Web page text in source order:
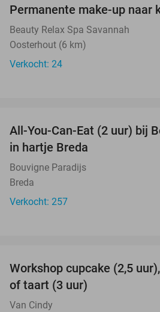
Permanente make-up naar
Beauty Relax Spa Savannah
Oosterhout (6 km)
Verkocht: 24
All-You-Can-Eat (2 uur) bij
in hartje Breda
Bouvigne Paradijs
Breda
Verkocht: 257
Workshop cupcake (2,5
of taart (3 uur)
Van Cindy